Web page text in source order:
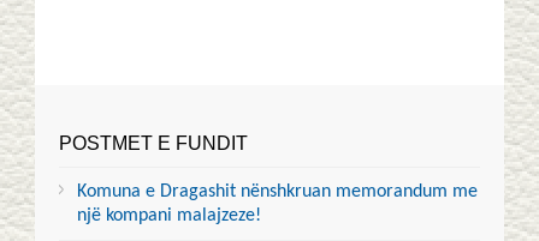
POSTMET E FUNDIT
Komuna e Dragashit nënshkruan memorandum me
një kompani malajzeze!